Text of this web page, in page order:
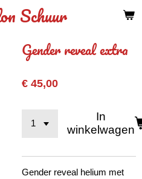
Schuur
Gender reveal extra
€ 45,00
In
winkelwagen
Gender reveal helium met